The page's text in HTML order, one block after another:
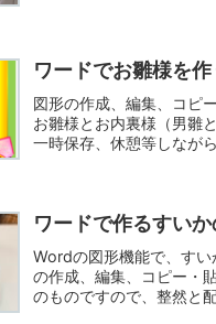
ワードでお雛様を
図形の作成、編集、コピ
お雛様とお内裏様（男雛
一時保存、休憩等しなが
ワードで作るすい
Wordの図形機能で、す
の作成、編集、コピー・
のものですので、整然と